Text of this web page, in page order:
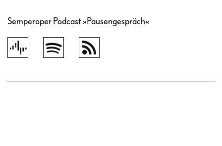
Semperoper Podcast »Pausengespräch«